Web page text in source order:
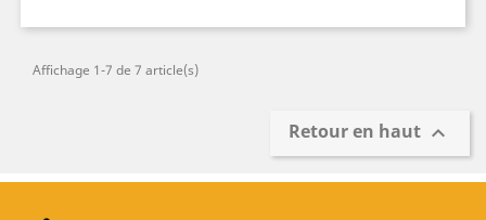
Affichage 1-7 de 7 article(s)
Retour en haut 